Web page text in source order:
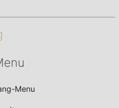
Menu